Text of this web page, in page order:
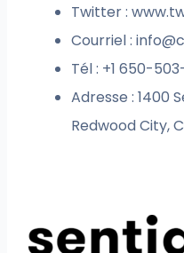
Twitter :
Courriel :
Tél : +1 650-
Adresse : 1400
Redwood City,